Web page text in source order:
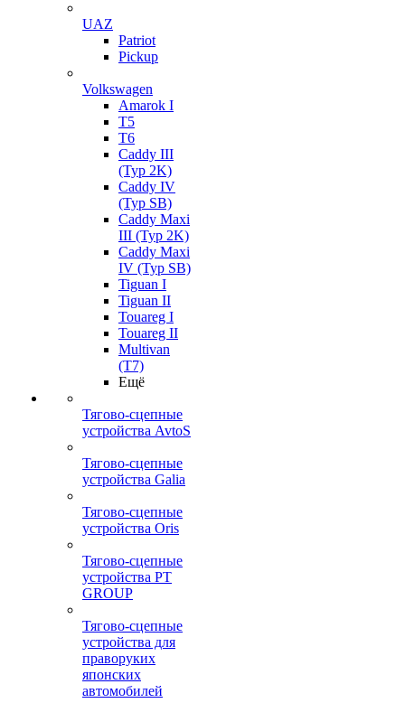
UAZ
Patriot
Pickup
Volkswagen
Amarok I
T5
T6
Caddy III
(Typ 2K)
Caddy IV
(Typ SB)
Caddy Maxi
III (Typ 2K)
Caddy Maxi
IV (Typ SB)
Tiguan I
Tiguan II
Touareg I
Touareg II
Multivan
(T7)
Ещё
Тягово-сцепные
устройства AvtoS
Тягово-сцепные
устройства Galia
Тягово-сцепные
устройства Oris
Тягово-сцепные
устройства PT
GROUP
Тягово-сцепные
устройства для
праворуких
японских
автомобилей